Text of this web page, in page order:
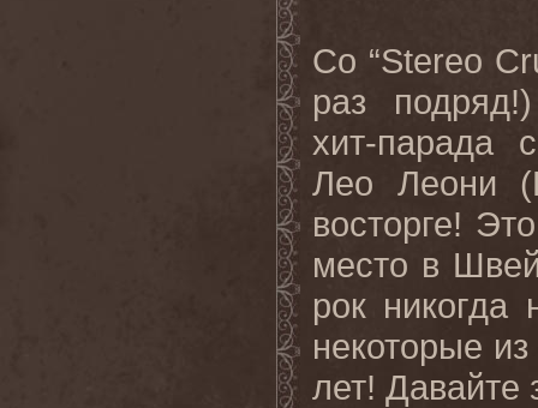
Со “Stereo
раз
подряд
хит-парада
Лео Леони (
восторге!
место в
рок
некоторые
лет! Давайте